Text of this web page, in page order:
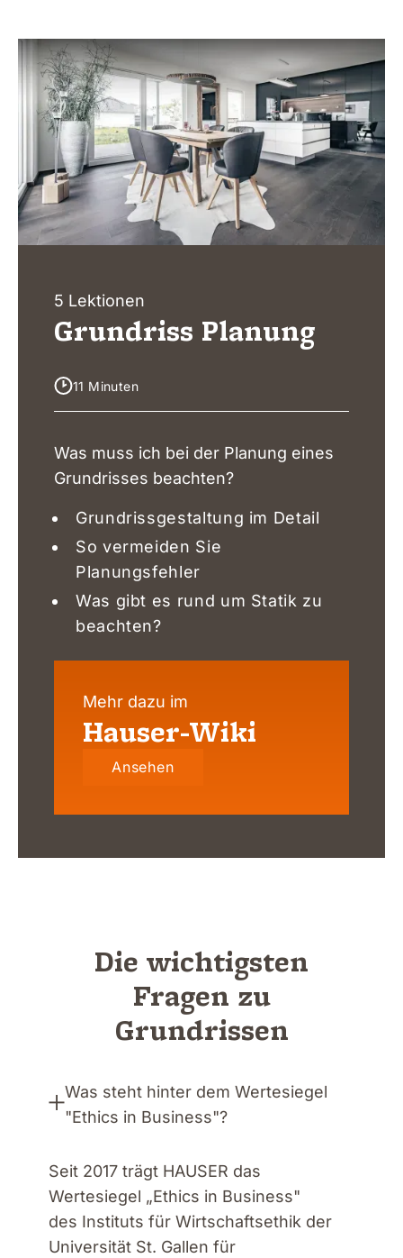
5 Lektionen
Grundriss Planung
11 Minuten
Was muss ich bei der Planung eines
Grundrisses beachten?
Grundrissgestaltung im Detail
So vermeiden Sie
Planungsfehler
Was gibt es rund um Statik zu
beachten?
Mehr dazu im
Hauser-Wiki
Ansehen
Die wichtigsten
Fragen zu
Grundrissen
Was steht hinter dem Wertesiegel
"Ethics in Business"?
Seit 2017 trägt HAUSER das
Wertesiegel „Ethics in Business"
des Instituts für Wirtschaftsethik der
Universität St. Gallen für